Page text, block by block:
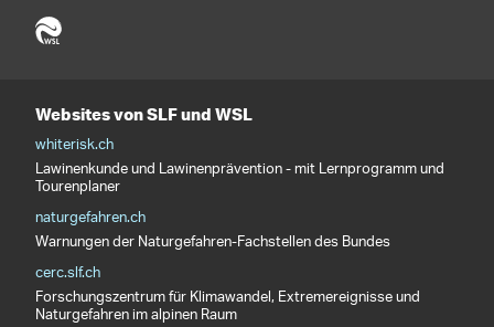
Websites von SLF und WSL
whiterisk.ch
Lawinenkunde und Lawinenprävention - mit Lernprogramm und
Tourenplaner
naturgefahren.ch
Warnungen der Naturgefahren-Fachstellen des Bundes
cerc.slf.ch
Forschungszentrum für Klimawandel, Extremereignisse und
Naturgefahren im alpinen Raum